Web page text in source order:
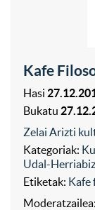
Kafe
Hasi
Bukatu
Zelai Arizti
Kategoriak:
Udal-
Etiketak: Kafe